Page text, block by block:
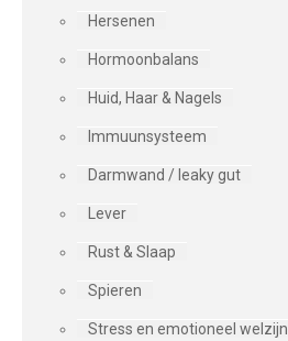
Hersenen
Hormoonbalans
Huid, Haar & Nagels
Immuunsysteem
Darmwand / leaky gut
Lever
Rust & Slaap
Spieren
Stress en emotioneel welzijn